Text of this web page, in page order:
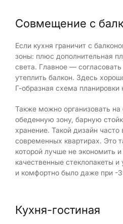
Совмещение с
Если кухня граничит с
зоны: плюс дополнительная
света. Главное —
утеплить балкон. Здесь
Г-образная схема планировки
Также можно организовать
обеденную зону, барную
хранение. Такой дизайн часто
современных квартирах. Это
которой лучше не экономить и
качественные стеклопакеты
и комфортно было даже при -
Кухня-гостиная